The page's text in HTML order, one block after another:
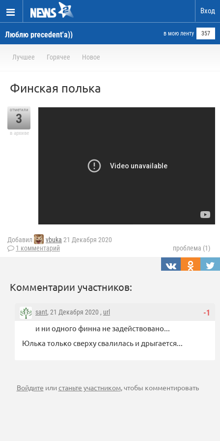
Вход
Люблю precedent'а)) в мою ленту 357
Лучшее Горячее Новое
Финская полька
отметили
3
в архиве
Добавил vbuka 21 Декабря 2020
1 комментарий
проблема (1)
Комментарии участников:
-1
sant, 21 Декабря 2020 , url
и ни одного финна не задействовано...
Юлька только сверху свалилась и дрыгается...
Войдите илистаньте участником, чтобы комментировать